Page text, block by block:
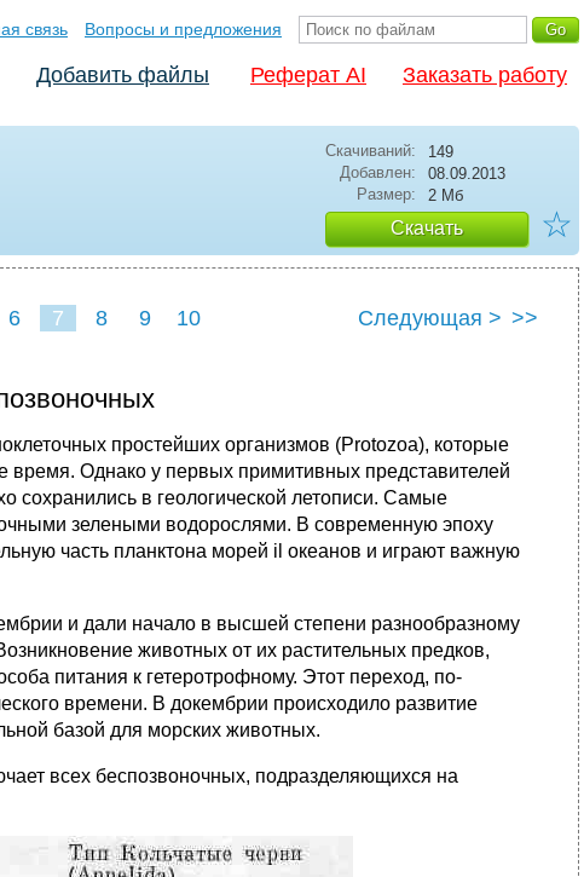
связь Вопросы и предложения
Добавить файлы Реферат AI Заказать работу
Скачиваний:
149
Добавлен:
08.09.2013
Размер:
2 Мб
Скачать ☆
6 7 8 9 10 Следующая > >>
простейших организмов (Protozoa), которые
время. Однако у первых примитивных представителей
сохранились в геологической летописи. Самые
зелеными водорослями. В современную эпоху
часть планктона морей il океанов и играют важную
и дали начало в высшей степени разнообразному
животных от их растительных предков,
питания к гетеротрофному. Этот переход, по-
времени. В докембрии происходило развитие
базой для морских животных.
всех беспозвоночных, подразделяющихся на